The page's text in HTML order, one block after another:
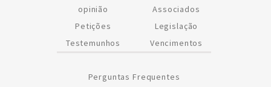
opinião
Petições
Testemunhos
Associados
Legislação
Vencimentos
Perguntas Frequentes